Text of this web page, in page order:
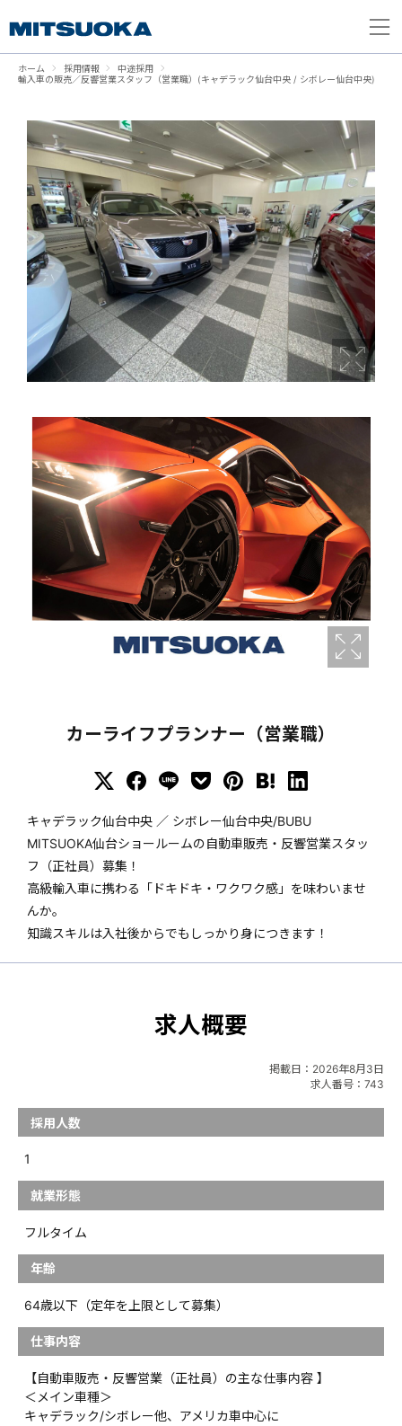
ホーム 採用情報
中途採用
輸入車の販売／反響営業スタッフ（営業職）(キャデラック仙台中央 / シボレー仙台中央)
カーライフプランナー（営業職）
キャデラック仙台中央 ／ シボレー仙台中央/BUBU
MITSUOKA仙台ショールームの自動車販売・反響営業スタッ
フ（正社員）募集！
高級輸入車に携わる「ドキドキ・ワクワク感」を味わいませ
んか。
知識スキルは入社後からでもしっかり身につきます！
求人概要
掲載日： 2026年8月3日
求人番号：743
採用人数
1
就業形態
フルタイム
年齢
64歳以下（定年を上限として募集）
仕事内容
【自動車販売・反響営業（正社員）の主な仕事内容 】
＜メイン車種＞
キャデラック/シボレー他、アメリカ車中心に